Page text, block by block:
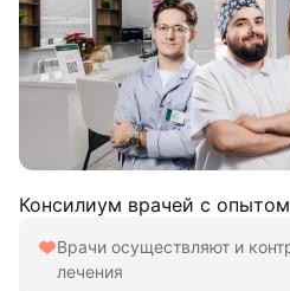
Консилиум врачей с
Врачи осуществляют и
лечения